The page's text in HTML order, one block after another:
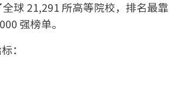
全球 21,291 所高等院校，排名最靠
强榜单。
：